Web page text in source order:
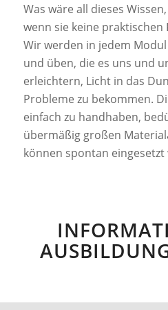
Was wäre all dieses
wenn sie keine praktischen
Wir werden in jedem
und üben, die es uns und
erleichtern, Licht in das
Probleme zu bekommen.
einfach zu handhaben,
übermäßig großen
können spontan eingesetzt